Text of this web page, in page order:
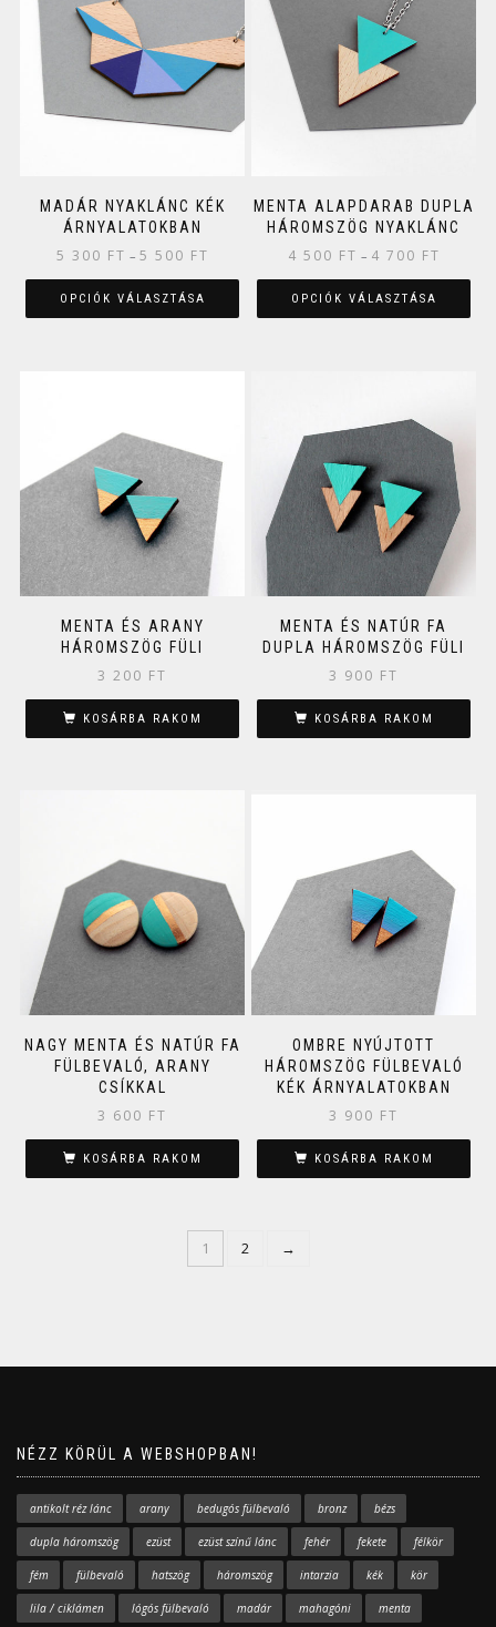
MADÁR NYAKLÁNC KÉK
ÁRNYALATOKBAN
5 300 FT – 5 500 FT
OPCIÓK VÁLASZTÁSA
MENTA ALAPDARAB DUPLA
HÁROMSZÖG NYAKLÁNC
4 500 FT – 4 700 FT
OPCIÓK VÁLASZTÁSA
MENTA ÉS ARANY
HÁROMSZÖG FÜLI
3 200 FT
KOSÁRBA RAKOM
MENTA ÉS NATÚR FA
DUPLA HÁROMSZÖG FÜLI
3 900 FT
KOSÁRBA RAKOM
NAGY MENTA ÉS NATÚR FA
FÜLBEVALÓ, ARANY
CSÍKKAL
3 600 FT
KOSÁRBA RAKOM
OMBRE NYÚJTOTT
HÁROMSZÖG FÜLBEVALÓ
KÉK ÁRNYALATOKBAN
3 900 FT
KOSÁRBA RAKOM
1 2 →
NÉZZ KÖRÜL A WEBSHOPBAN!
antikolt réz lánc arany bedugós fülbevaló bronz bézs
dupla háromszög ezüst ezüst színű lánc fehér fekete félkör
fém fülbevaló hatszög háromszög intarzia kék kör
lila / ciklámen lógós fülbevaló madár mahagóni menta